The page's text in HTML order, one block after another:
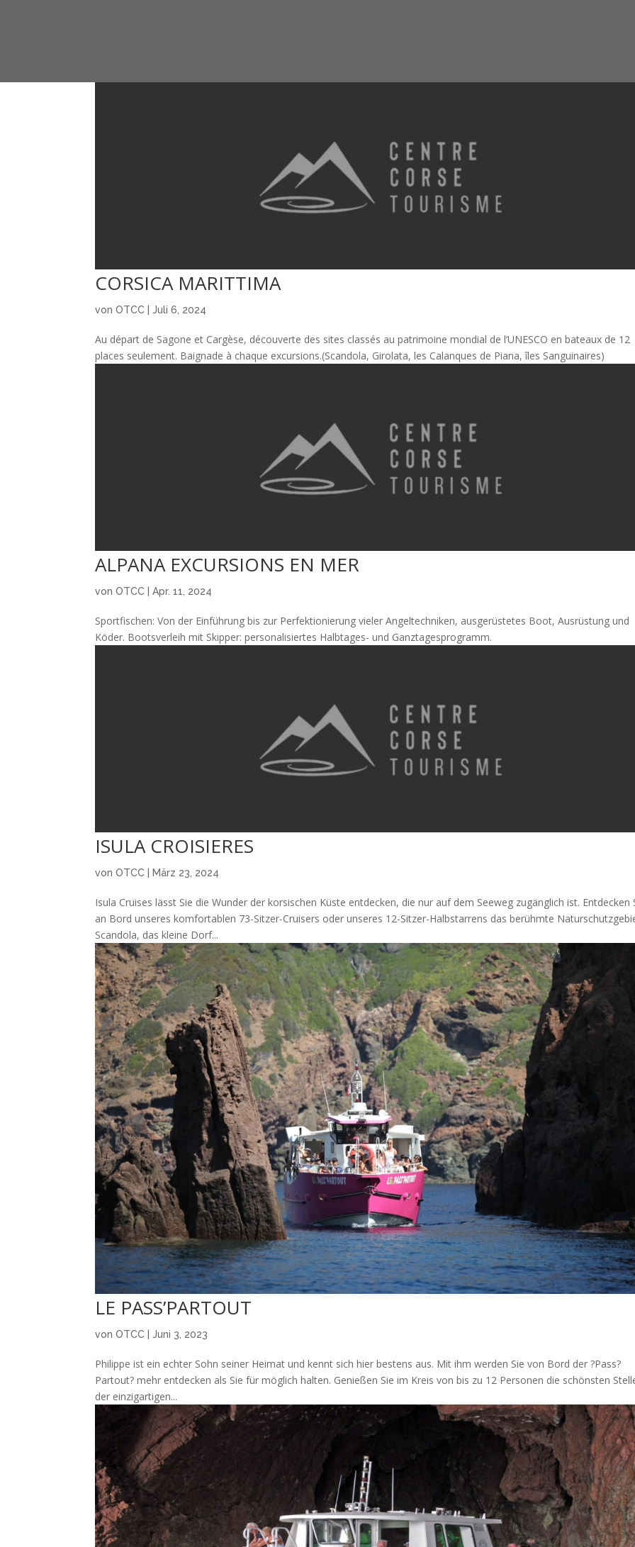
CORSICA MARITTIMA
vonOTCC |Juli 6, 2024
Au départ de Sagone et Cargèse, découverte des sites classés au patrimoine mondial de l’UNESCO en bateaux de 12
places seulement. Baignade à chaque excursions.(Scandola, Girolata, les Calanques de Piana, îles Sanguinaires)
ALPANA EXCURSIONS EN MER
vonOTCC |Apr. 11, 2024
Sportfischen: Von der Einführung bis zur Perfektionierung vieler Angeltechniken, ausgerüstetes Boot, Ausrüstung und
Köder. Bootsverleih mit Skipper: personalisiertes Halbtages- und Ganztagesprogramm.
ISULA CROISIERES
vonOTCC März 23, 2024
Isula Cruises lässt Sie die Wunder der korsischen Küste entdecken, die nur auf dem Seeweg zugänglich ist. Entdecken
an Bord unseres komfortablen 73-Sitzer-Cruisers oder unseres 12-Sitzer-Halbstarrens das berühmte
Scandola, das kleine Dorf...
LE PASS’PARTOUT
vonOTCC |Juni 3, 2023
Philippe ist ein echter Sohn seiner Heimat und kennt sich hier bestens aus. Mit ihm werden Sie von Bord der ?Pass?
Partout? mehr entdecken als Sie für möglich halten. Genießen Sie im Kreis von bis zu 12 Personen die schönsten
der einzigartigen...